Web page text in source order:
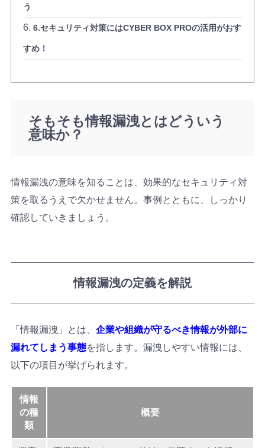
う
6.セキュリティ対策にはCYBER BOX PROの活用がおす
すめ！
そもそも情報漏洩とはどういう
意味か？
情報漏洩の意味を知ることは、効果的なセキュリティ対
策を取るうえで欠かせません。事例とともに、しっかり
確認していきましょう。
情報漏洩の定義を解説
「情報漏洩」とは、 企業や組織が守るべき情報が外部に
漏れてしまう事態を指します。漏洩しやすい情報には、
以下の項目が挙げられます。
情報
の種
類
概要